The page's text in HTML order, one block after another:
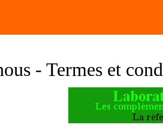
- Termes et